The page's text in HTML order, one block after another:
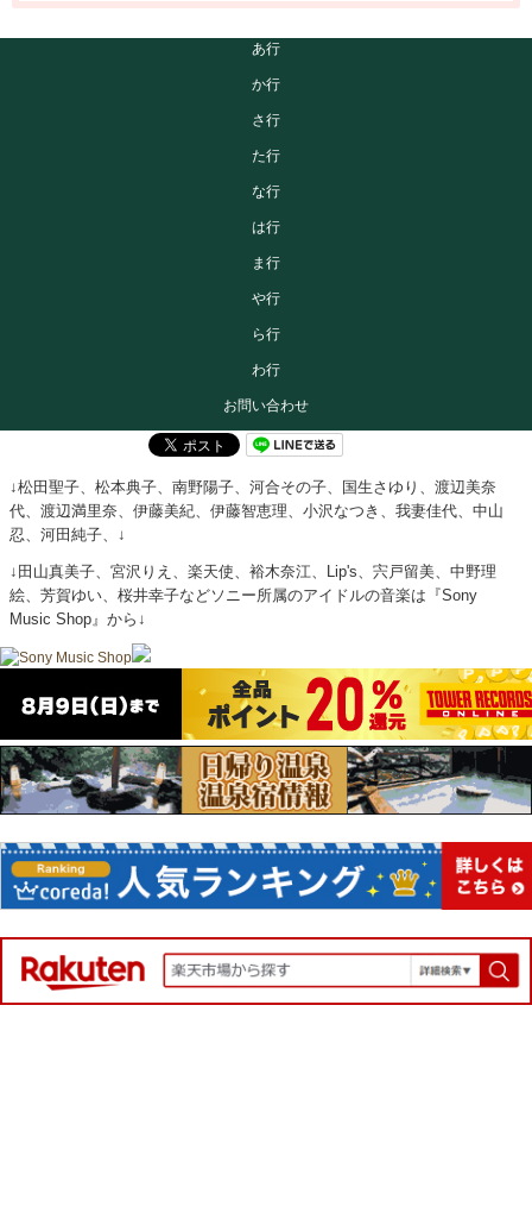
あ行
か行
さ行
た行
な行
は行
ま行
や行
ら行
わ行
お問い合わせ
↓松田聖子、松本典子、南野陽子、河合その子、国生さゆり、渡辺美奈
代、渡辺満里奈、伊藤美紀、伊藤智恵理、小沢なつき、我妻佳代、中山
忍、河田純子、↓
↓田山真美子、宮沢りえ、楽天使、裕木奈江、Lip's、宍戸留美、中野理
絵、芳賀ゆい、桜井幸子などソニー所属のアイドルの音楽は『Sony
Music Shop』から↓